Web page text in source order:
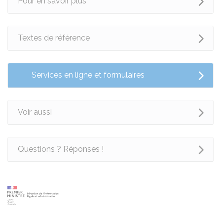
Textes de référence
Services en ligne et formulaires
Voir aussi
Questions ? Réponses !